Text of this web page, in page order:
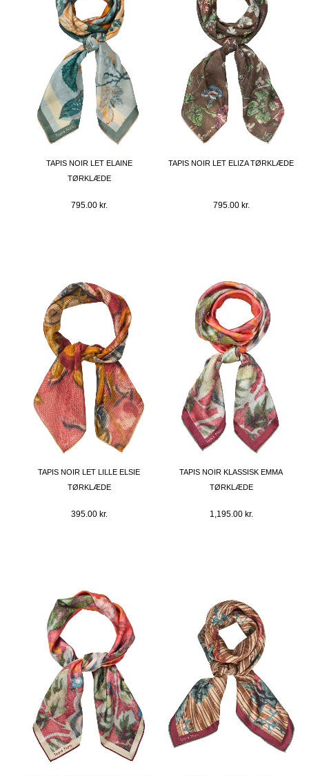
TAPIS NOIR LET ELAINE
TØRKLÆDE
795.00 kr.
TAPIS NOIR LET ELIZA TØRKLÆDE
795.00 kr.
TAPIS NOIR LET LILLE ELSIE
TØRKLÆDE
395.00 kr.
TAPIS NOIR KLASSISK EMMA
TØRKLÆDE
1,195.00 kr.